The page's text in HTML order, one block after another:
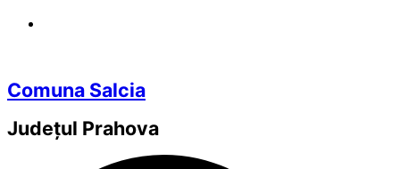
Comuna Salcia
Județul Prahova